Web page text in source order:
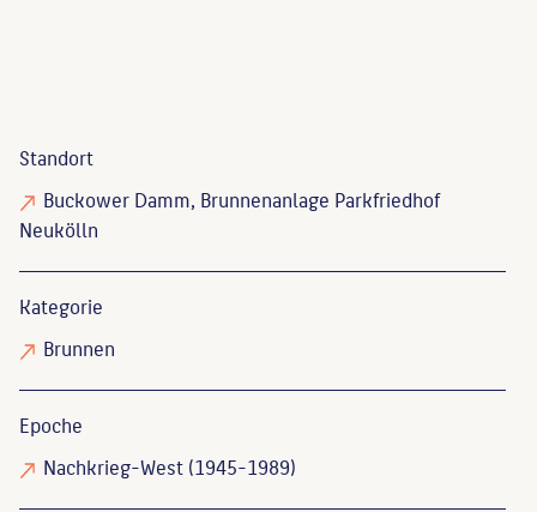
Standort
Buckower Damm, Brunnenanlage Parkfriedhof
Neukölln
Kategorie
Brunnen
Epoche
Nachkrieg-West (1945-1989)